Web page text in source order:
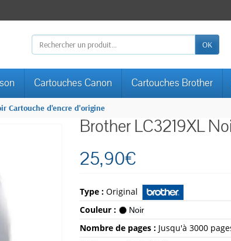
OK
Cartouches Canon Cartouches Brother
Cartouche d'encre d'origine
Brother LC3219XL
25,90€
Type : Original
Couleur :
Noir
Nombre de pages : Jusqu'à 3000